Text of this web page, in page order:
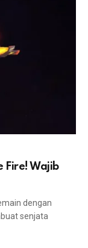
Fire! Wajib
dengan
senjata